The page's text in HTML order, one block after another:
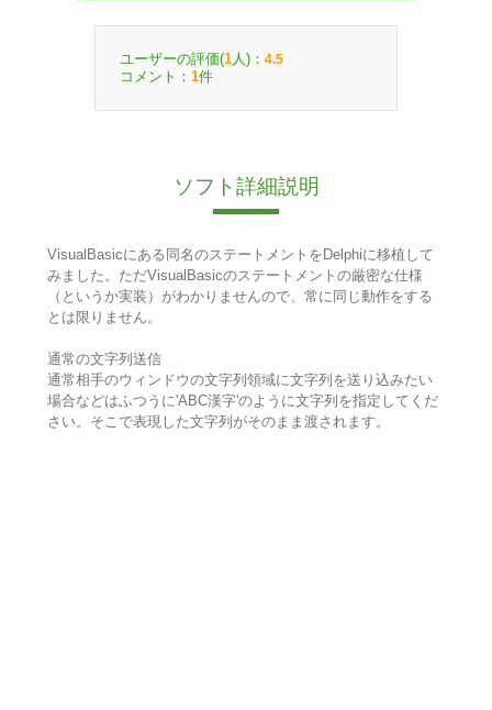
ユーザーの評価(1 人)： 4.5
コメント： 1件
ソフト詳細説明
VisualBasicにある同名のステートメントをDelphiに移植して
みました。ただVisualBasicのステートメントの厳密な仕様
（というか実装）がわかりませんので、常に同じ動作をする
とは限りません。
通常の文字列送信
通常相手のウィンドウの文字列領域に文字列を送り込みたい
場合などはふつうに'ABC漢字'のように文字列を指定してくだ
さい。そこで表現した文字列がそのまま渡されます。